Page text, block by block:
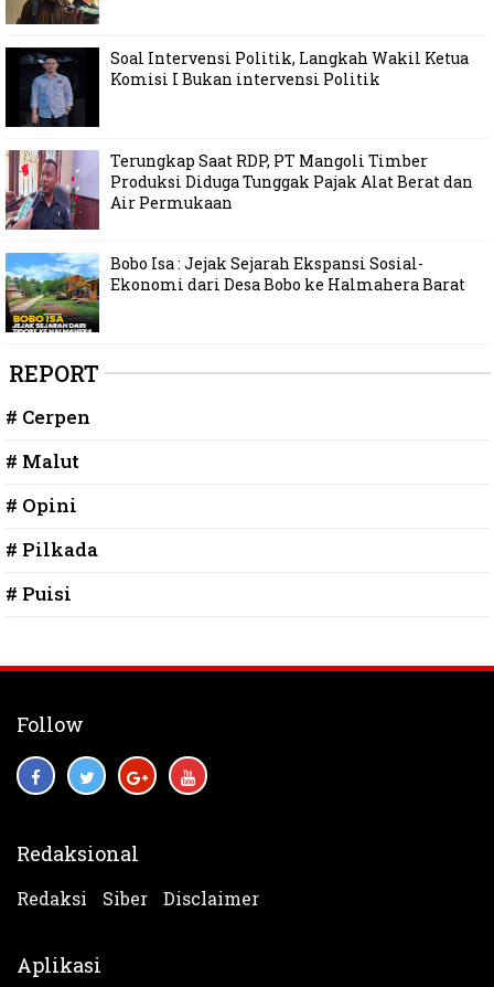
Soal Intervensi Politik, Langkah Wakil Ketua
Komisi I Bukan intervensi Politik
Terungkap Saat RDP, PT Mangoli Timber
Produksi Diduga Tunggak Pajak Alat Berat dan
Air Permukaan
Bobo Isa : Jejak Sejarah Ekspansi Sosial-
Ekonomi dari Desa Bobo ke Halmahera Barat
REPORT
# Cerpen
# Malut
# Opini
# Pilkada
# Puisi
Follow
Redaksional
Redaksi Siber Disclaimer
Aplikasi